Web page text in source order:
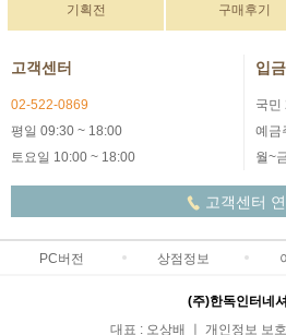
기획전 구매후기
고객센터
02-522-0869
평일 09:30 ~ 18:00
토요일 10:00 ~ 18:00
입
국
예금
월~
고객센터
PC버전 상점정보
(주)한독인터네
대표 : 오상배 ㅣ 개인정보 보